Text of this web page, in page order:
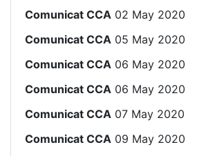
Comunicat CCA 02 May 2020
Comunicat CCA 05 May 2020
Comunicat CCA 06 May 2020
Comunicat CCA 06 May 2020
Comunicat CCA 07 May 2020
Comunicat CCA 09 May 2020